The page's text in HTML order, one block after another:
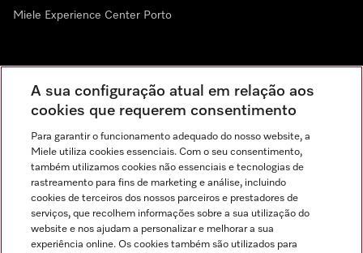
Miele Experience Center Porto
Miele no Instagram
Miele no Facebook
Miele no Youtube
A sua configuração atual em relação aos
cookies que requerem consentimento
Para garantir o funcionamento adequado do nosso website, a
Miele utiliza cookies essenciais. Com o seu consentimento,
também utilizamos cookies não essenciais e tecnologias de
rastreamento para fins de marketing e análise, incluindo
cookies de terceiros dos nossos parceiros e prestadores de
serviços, que recolhem informações sobre a sua utilização do
website e nos ajudam a personalizar e melhorar a sua
experiência online. Os cookies também são utilizados para